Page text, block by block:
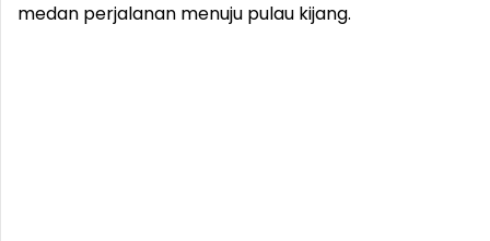
medan perjalanan menuju pulau kijang.